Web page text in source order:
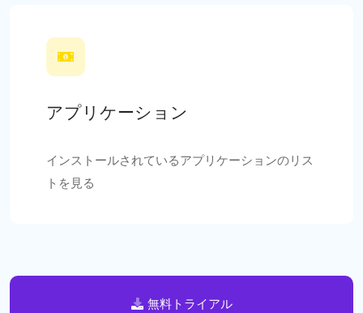
アプリケーション
インストールされているアプリケーションのリス
トを見る
無料トライアル